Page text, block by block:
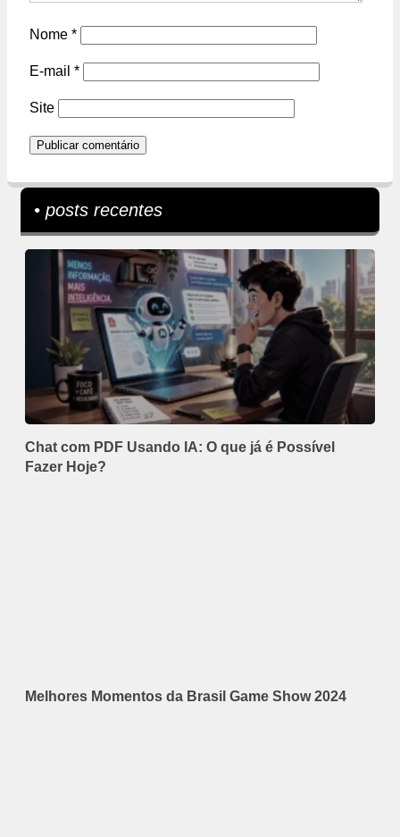
Nome *
E-mail *
Site
• posts recentes
Chat com PDF Usando IA: O que já é Possível
Fazer Hoje?
Melhores Momentos da Brasil Game Show 2024